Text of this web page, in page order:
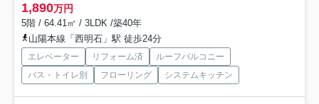
1,890万円
5階 / 64.41㎡ / 3LDK /築40年
山陽本線「西明石」駅 徒歩24分
エレベーター リフォーム済
ルーフバルコニー
バス・トイレ別
フローリング システムキッチン